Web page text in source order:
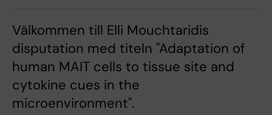
Välkommen till Elli Mouchtaridis
disputation med titeln "Adaptation of
human MAIT cells to tissue site and
cytokine cues in the
microenvironment".